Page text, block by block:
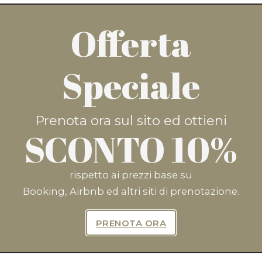
e risparmia il 10%*
PRENOTA ORA
Per Ricevere Offerte
Offerta
Speciale
Prenota ora sul sito ed ottieni
SCONTO 10%
rispetto ai prezzi base su
Booking, Airbnb ed altri siti di prenotazione.
PRENOTA ORA